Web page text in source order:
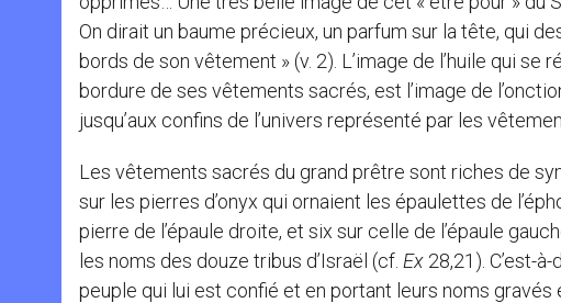
On dirait un baume précieux, un parfum sur la tête, qui
bords de son vêtement » (v. 2). L’image de l’huile qui se
bordure de ses vêtements sacrés, est l’image de
jusqu’aux confins de l’univers représenté par les
Les vêtements sacrés du grand prêtre sont riches de
sur les pierres d’onyx qui ornaient les épaulettes de
pierre de l’épaule droite, et six sur celle de l’épaule
les noms des douze tribus d’Israël (cf. Ex 28,21). C’est-
peuple qui lui est confié et en portant leurs noms